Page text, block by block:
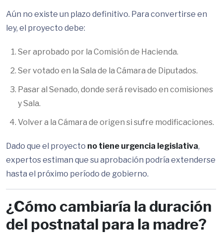
Aún no existe un plazo definitivo. Para convertirse en
ley, el proyecto debe:
Ser aprobado por la Comisión de Hacienda.
Ser votado en la Sala de la Cámara de Diputados.
Pasar al Senado, donde será revisado en comisiones
y Sala.
Volver a la Cámara de origen si sufre modificaciones.
Dado que el proyecto no tiene urgencia legislativa,
expertos estiman que su aprobación podría extenderse
hasta el próximo período de gobierno.
¿Cómo cambiaría la duración
del postnatal para la madre?